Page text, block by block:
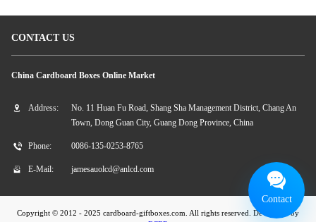
CONTACT US
China Cardboard Boxes Online Market
Address:
No. 11 Huan Fu Road, Shang Sha Management District, Chang An
Town, Dong Guan City, Guang Dong Province, China
Phone: 0086-135-0253-8765
E-Mail: jamesauolcd@anlcd.com
Copyright © 2012 - 2025 cardboard-giftboxes.com. All rights reserved. Developed by
Contact